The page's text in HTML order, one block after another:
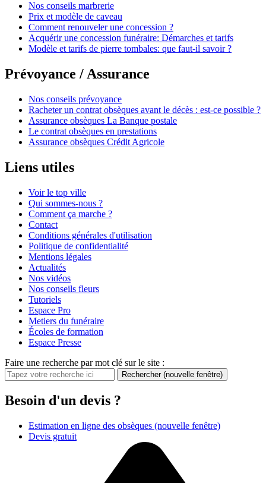
Nos conseils marbrerie
Prix et modèle de caveau
Comment renouveler une concession ?
Acquérir une concession funéraire: Démarches et tarifs
Modèle et tarifs de pierre tombales: que faut-il savoir ?
Prévoyance / Assurance
Nos conseils prévoyance
Racheter un contrat obsèques avant le décès : est-ce possible ?
Assurance obsèques La Banque postale
Le contrat obsèques en prestations
Assurance obsèques Crédit Agricole
Liens utiles
Voir le top ville
Qui sommes-nous ?
Comment ça marche ?
Contact
Conditions générales d'utilisation
Politique de confidentialité
Mentions légales
Actualités
Nos vidéos
Nos conseils fleurs
Tutoriels
Espace Pro
Metiers du funéraire
Écoles de formation
Espace Presse
Faire une recherche par mot clé sur le site :
Rechercher (nouvelle fenêtre)
Besoin d'un devis ?
Estimation en ligne des obsèques (nouvelle fenêtre)
Devis gratuit